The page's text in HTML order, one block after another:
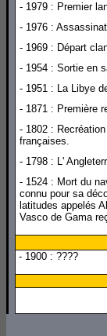
- 1979 : Premier
- 1976 :
- 1969 : Départ
- 1954 : Sortie en
- 1951 : La Libye
- 1871 : Première
- 1802 :
françaises.
- 1798 : L'
- 1524 : Mort du
connu pour sa
latitudes appelés
Vasco de Gama
- 1900 : ????